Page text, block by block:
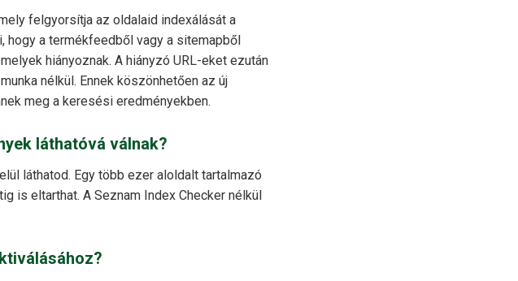
felgyorsítja az oldalaid indexálását a
hogy a termékfeedből vagy a sitemapből
hiányoznak. A hiányzó URL-eket ezután
nélkül. Ennek köszönhetően az új
meg a keresési eredményekben.
láthatóvá válnak?
láthatod. Egy több ezer aloldalt tartalmazó
is eltarthat. A Seznam Index Checker nélkül